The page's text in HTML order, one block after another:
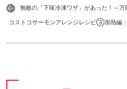
無敵の「下味冷凍ワザ」があった！～
コストコサーモンアレンジレシピ③加熱編